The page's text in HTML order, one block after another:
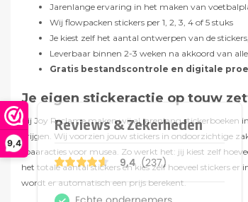
9,4
Jarenlange ervaring in het maken van
Wij flowpacken stickers per 1, 2, 3, 4 of 5 stuks
Je kiest zelf het aantal ontwerpen van de
Leverbaar binnen 2-3 weken na akkoord van
Gratis bestandscontrole en digitale
Je eigen stickeractie op touw
Bij Joy Reclame maken wij al jarenlang stickerboeken
krijgen. Wij voorzien jouw stickers in ondoorzichtige
spaaracties voor musea. Zo werkt het: jij kiest zelf
het totale aantal stickers en kies zelf hoeveel stickers
wordt er automatisch een prijs berekent.